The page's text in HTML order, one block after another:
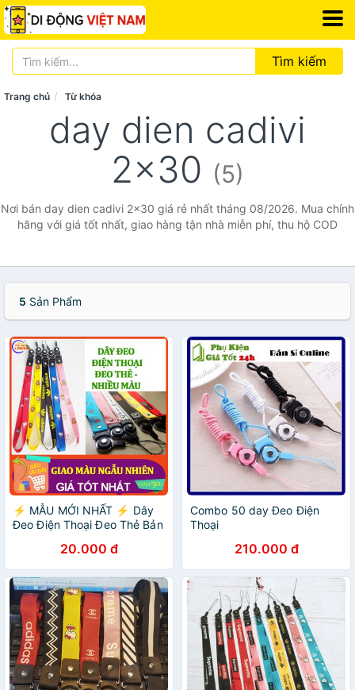
Tìm kiếm
Trang chủ Từ khóa
day dien cadivi
2x30 (5)
Nơi bán day dien cadivi 2x30 giá rẻ nhất tháng 08/2026. Mua chính
hãng với giá tốt nhất, giao hàng tận nhà miễn phí, thu hộ COD
5 Sản Phẩm
⚡️ MẪU MỚI NHẤT ⚡️ Dây
Đeo Điện Thoại Đeo Thẻ Bản
KHÔNG CHỌN HÌNH, day
deo dien thoai
20.000 đ
Combo 50 day Đeo Điện
Thoại
210.000 đ